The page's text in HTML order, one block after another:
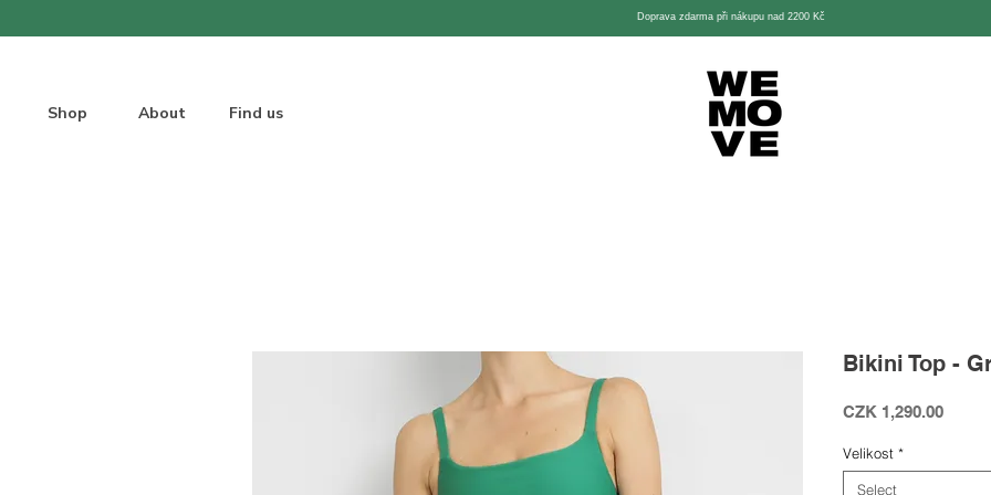
Doprava zdarma při nákupu nad 2200 Kč
Shop About Find us
Bikini Top -
CZK 1,290.00Price
Velikost *
Select